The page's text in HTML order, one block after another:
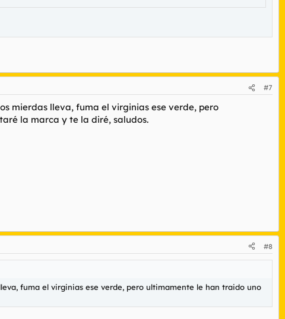
#7
mierdas lleva, fuma el virginias ese verde, pero
la marca y te la diré, saludos.
#8
fuma el virginias ese verde, pero ultimamente le han traido uno